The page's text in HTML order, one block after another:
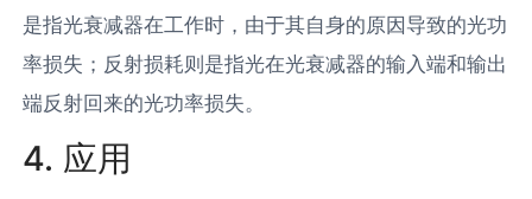
是指光衰减器在工作时，由于其自身的原因导致的光功
率损失；反射损耗则是指光在光衰减器的输入端和输出
端反射回来的光功率损失。
4. 应用